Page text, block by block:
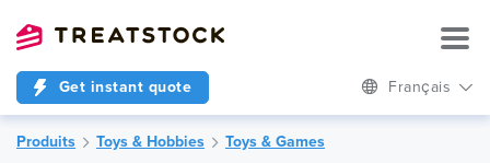
Get instant quote Français
Produits Toys & Hobbies
Toys & Games